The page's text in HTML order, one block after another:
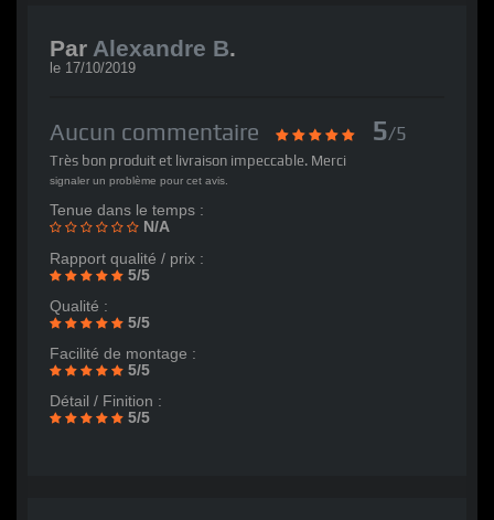
Par Alexandre B.
le 17/10/2019
Aucun commentaire 5/5
Très bon produit et livraison impeccable. Merci
signaler un problème pour cet avis.
Tenue dans le temps :
N/A
Rapport qualité / prix :
5/5
Qualité :
5/5
Facilité de montage :
5/5
Détail / Finition :
5/5